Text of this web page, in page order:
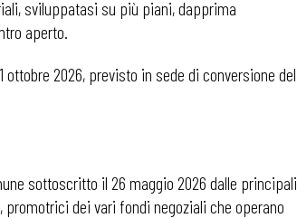
sviluppatasi su più piani, dapprima
aperto.
2026, previsto in sede di conversione del
sottoscritto il 26 maggio 2026 dalle principali
dei vari fondi negoziali che operano